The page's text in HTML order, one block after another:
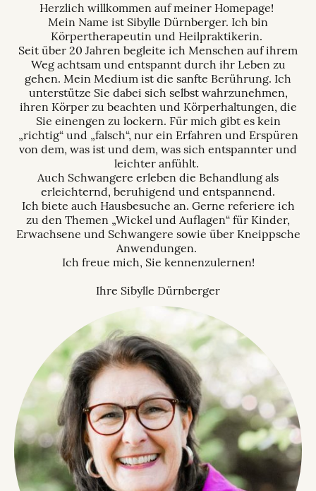
Herzlich willkommen auf meiner Homepage!
Mein Name ist Sibylle Dürnberger. Ich bin
Körpertherapeutin und Heilpraktikerin.
Seit über 20 Jahren begleite ich Menschen auf ihrem
Weg achtsam und entspannt durch ihr Leben zu
gehen. Mein Medium ist die sanfte Berührung. Ich
unterstütze Sie dabei sich selbst wahrzunehmen,
ihren Körper zu beachten und Körperhaltungen, die
Sie einengen zu lockern. Für mich gibt es kein
„richtig“ und „falsch“, nur ein Erfahren und Erspüren
von dem, was ist und dem, was sich entspannter und
leichter anfühlt.
Auch Schwangere erleben die Behandlung als
erleichternd, beruhigend und entspannend.
Ich biete auch Hausbesuche an. Gerne referiere ich
zu den Themen „Wickel und Auflagen“ für Kinder,
Erwachsene und Schwangere sowie über Kneippsche
Anwendungen.
Ich freue mich, Sie kennenzulernen!
Ihre Sibylle Dürnberger